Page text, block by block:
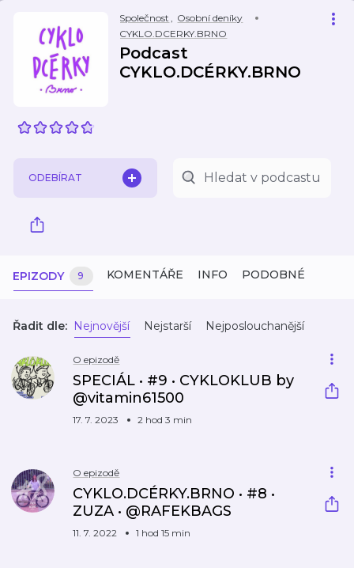
Společnost , Osobní deníky
CYKLO.DCERKY.BRNO
Podcast
CYKLO.DCÉRKY.BRNO
ODEBÍRAT
EPIZODY 9 KOMENTÁŘE INFO PODOBNÉ
Řadit dle: Nejnovější Nejstarší Nejposlouchanější
O epizodě
SPECIÁL • #9 • CYKLOKLUB by
@vitamin61500
17. 7. 2023 2 hod 3 min
O epizodě
CYKLO.DCÉRKY.BRNO • #8 •
ZUZA • @RAFEKBAGS
11. 7. 2022 1 hod 15 min